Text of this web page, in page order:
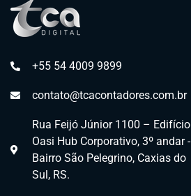
+55 54 4009 9899
contato@tcacontadores.com.br
Rua Feijó Júnior 1100 – Edifício
Oasi Hub Corporativo, 3º andar -
Bairro São Pelegrino, Caxias do
Sul, RS.